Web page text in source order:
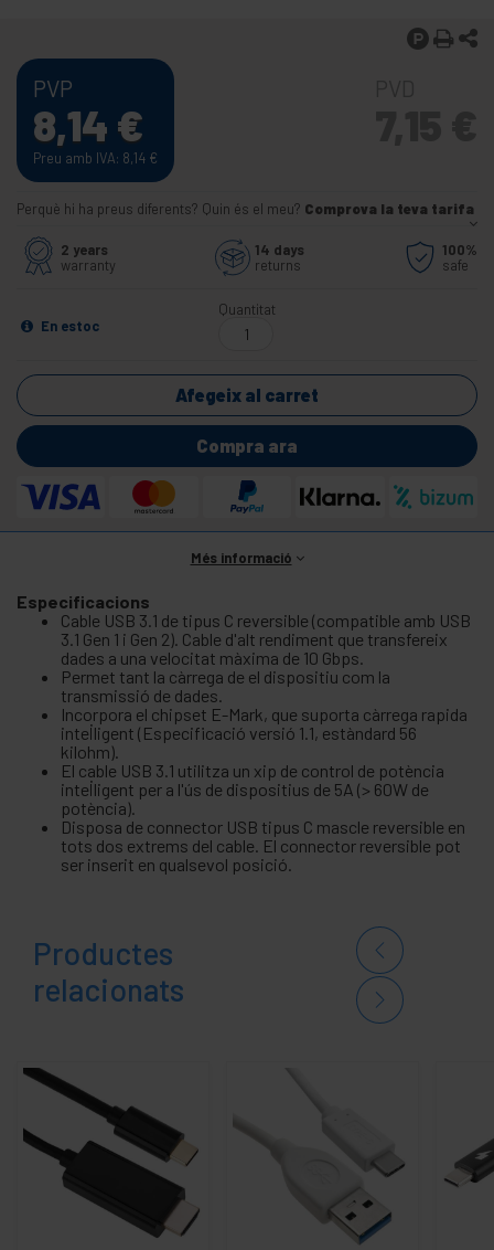
PVP
8,14 €
Preu amb IVA: 8,14 €
Perquè hi ha preus diferents? Quin és el meu? Comprova la teva tarifa
2 years
warranty
14 days
returns
100%
safe
En estoc
Quantitat
Afegeix al carret
Compra ara
Més informació
Especificacions
Cable USB 3.1 de tipus C reversible (compatible amb USB
3.1 Gen 1 i Gen 2). Cable d'alt rendiment que transfereix
dades a una velocitat màxima de 10 Gbps.
Permet tant la càrrega de el dispositiu com la
transmissió de dades.
Incorpora el chipset E-Mark, que suporta càrrega rapida
intel·ligent (Especificació versió 1.1, estàndard 56
kilohm).
El cable USB 3.1 utilitza un xip de control de potència
intel·ligent per a l'ús de dispositius de 5A (> 60W de
potència).
Disposa de connector USB tipus C mascle reversible en
tots dos extrems del cable. El connector reversible pot
ser inserit en qualsevol posició.
Productes
relacionats